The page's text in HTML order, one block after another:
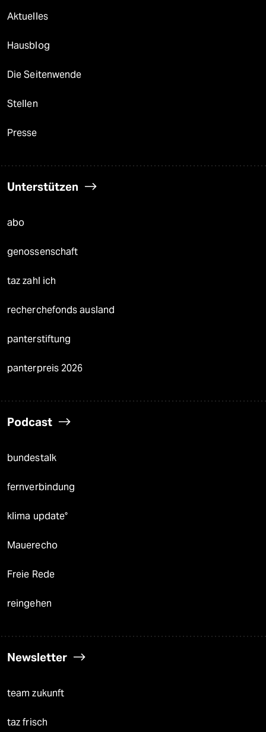
Aktuelles
Hausblog
Die Seitenwende
Stellen
Presse
Unterstützen
abo
genossenschaft
taz zahl ich
recherchefonds ausland
panterstiftung
panterpreis 2026
Podcast
bundestalk
fernverbindung
klima update°
Mauerecho
Freie Rede
reingehen
Newsletter
team zukunft
taz frisch